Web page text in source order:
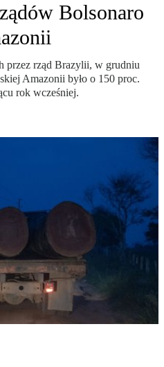
Bolsonaro
przez rząd Brazylii, w grudniu
Amazonii było o 150 proc.
rok wcześniej.